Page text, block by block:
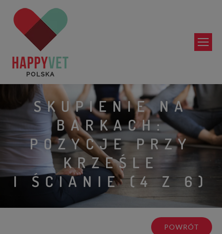
SKUPIENIE NA
BARKACH:
POZYCJE PRZY
KRZEŚLE
I ŚCIANIE (4 Z 6)
POWRÓT